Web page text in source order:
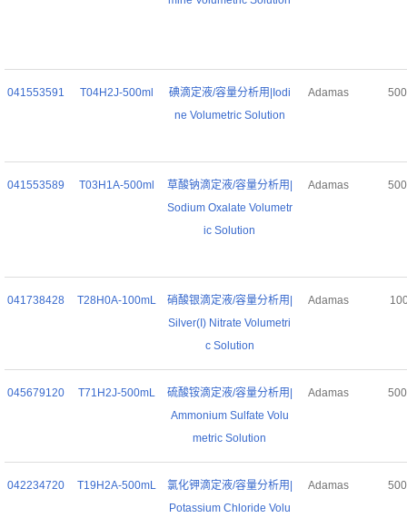
041553591 T04H2J-500ml
碘滴定液/容量分析用|Iodi
ne Volumetric Solution
Adamas
041553589 T03H1A-500ml
草酸钠滴定液/容量分析用|
Sodium Oxalate Volumetr
ic Solution
Adamas
041738428 T28H0A-100mL
硝酸银滴定液/容量分析用|
Silver(I) Nitrate Volumetri
c Solution
Adamas
045679120 T71H2J-500mL
硫酸铵滴定液/容量分析用|
Ammonium Sulfate Volu
metric Solution
Adamas
042234720 T19H2A-500mL
氯化钾滴定液/容量分析用|
Potassium Chloride Volu
Adamas